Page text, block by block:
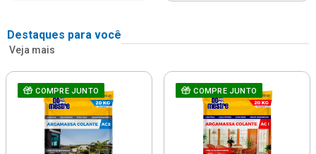
Destaques para você
Veja mais
COMPRE JUNTO COMPRE JUNTO